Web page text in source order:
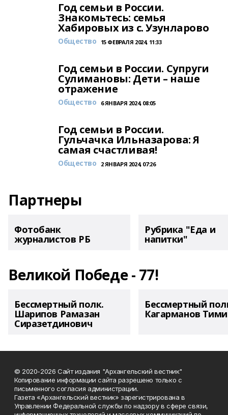
Год семьи в России.
Знакомьтесь: семья
Хабировых из с. Узунларово
Общество 15 ФЕВРАЛЯ 2024, 11:33
Год семьи в России. Супруги
Сулимановы: Дети – наше
отражение
Общество 6 ЯНВАРЯ 2024, 08:05
Год семьи в России.
Гульчачка Ильназарова: Я
самая счастливая!
Общество 2 ЯНВАРЯ 2024, 07:26
Партнеры
Фотобанк
журналистов РБ
Рубрика "Еда и
напитки"
Великой Победе - 77!
Бессмертный полк.
Шарипов Рамазан
Сиразетдинович
Бессмертный
Кагарманов
© 2020-2026 Сайт издания "Архангельский вестник"
Копирование информации сайта разрешено только с
письменного согласия администрации.
Газета «Архангельский вестник» зарегистрирована в
Управлении Федеральной службы по надзору в сфере связи,